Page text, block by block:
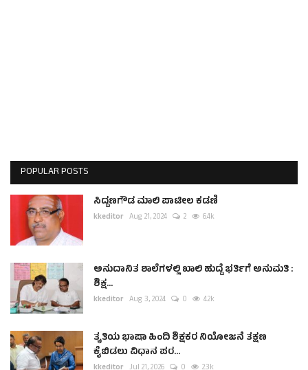
POPULAR POSTS
ಸಿದ್ದಣಗೌಡ ಮಾಲಿ ಪಾಟೀಲ ಕಡಣಿ
kkeditor Aug 21, 2024 2 6.4k
ಅನುದಾನಿತ ಶಾಲೆಗಳಲ್ಲಿ ಖಾಲಿ ಹುದ್ದೆ ಭರ್ತಿಗೆ ಅನುಮತಿ :
ಶಿಕ್ಷ...
kkeditor Aug 3, 2024 0 4.2k
ತೃತಿಯ ಭಾಷಾ ಹಿಂದಿ ಶಿಕ್ಷಕರ ನಿಯೋಜನೆ ತಕ್ಷಣ
ಕೈಬಿಡಲು ವಿಧಾನ ಪರ...